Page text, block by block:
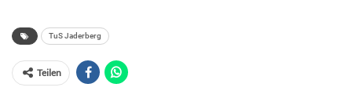
TuS Jaderberg
Teilen